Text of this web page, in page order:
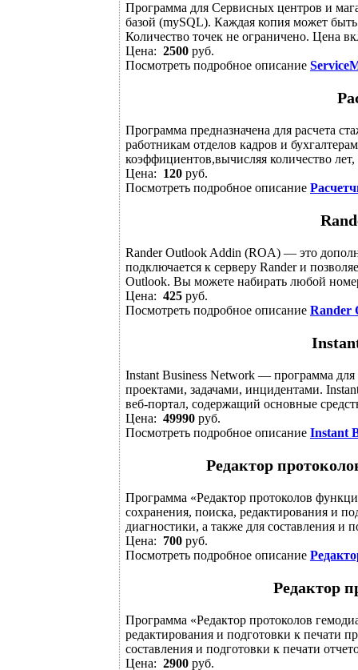
Программа для Сервисных центров и
базой (mySQL). Каждая копия может
Количество точек не ограничено. Цена
Цена: 2500 руб.
Посмотреть подробное описание
Программа предназначена для расчета
работникам отделов кадров и
коэффициентов,вычисляя количество
Цена: 120 руб.
Посмотреть подробное описание
Rander Outlook Addin (ROA) — это
подключается к серверу Rander и
Outlook. Вы можете набирать любой
Цена: 425 руб.
Посмотреть подробное описание Rander
Instant Business Network — программа
проектами, задачами, инцидентами.
веб-портал, содержащий основные
Цена: 49990 руб.
Посмотреть подробное описание Instant
Редактор
Программа «Редактор протоколов
сохранения, поиска, редактирования и
диагностики, а также для составления и
Цена: 700 руб.
Посмотреть подробное описание
Редактор
Программа «Редактор протоколов
редактирования и подготовки к печати
составления и подготовки к печати
Цена: 2900 руб.